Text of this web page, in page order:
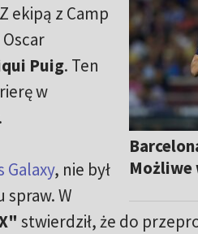
Możliwe
ekipą z Camp
Puig. Ten
w
Galaxy, nie był
W
stwierdził, że do